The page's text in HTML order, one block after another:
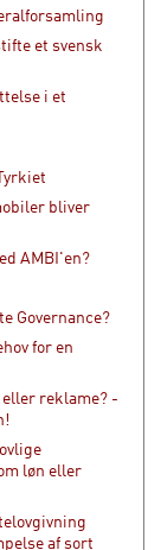
et svensk
i et
bliver
AMBI'en?
Governance?
for en
reklame? -
løn eller
af sort